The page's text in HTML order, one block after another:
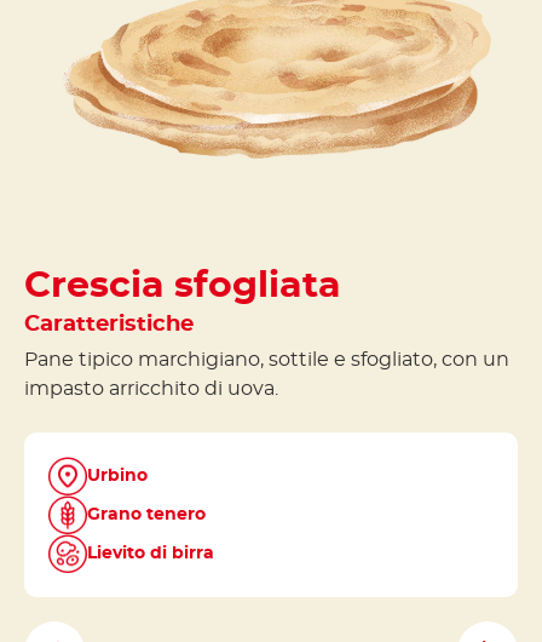
Crescia sfogliata
Caratteristiche
Pane tipico marchigiano, sottile e sfogliato, con un
impasto arricchito di uova.
Urbino
Grano tenero
Lievito di birra